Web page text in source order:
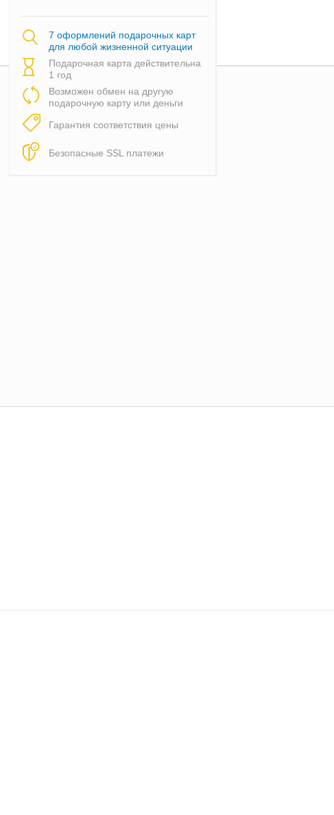
7 оформлений подарочных карт
для любой жизненной ситуации
Подарочная карта действительна
1 год
Возможен обмен на другую
подарочную карту или деньги
Гарантия соответствия цены
Безопасные SSL платежи